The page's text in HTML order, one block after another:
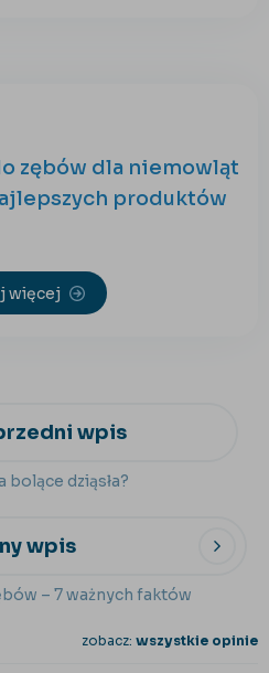
zębów dla niemowląt
produktów
więcej
wpis
bolące dziąsła?
wpis
– 7 ważnych faktów
zobacz: wszystkie opinie